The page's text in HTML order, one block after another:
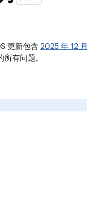
更新包含 2025 年 12 月
有问题。